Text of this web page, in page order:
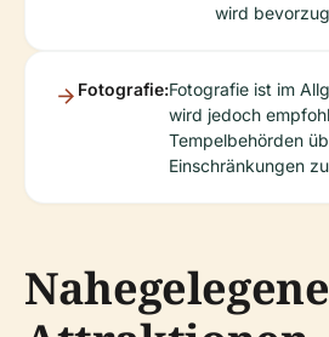
wird
Fotografie:Fotografie ist im
wird jedoch
Tempelbehörden
Einschränkungen
Nahegelegene